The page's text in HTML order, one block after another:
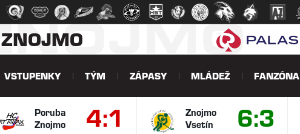
VSTUPENKY TÝM ZÁPASY MLÁDEŽ FANZÓNA
Poruba
Znojmo
4:1
Znojmo
Vsetín
6:3